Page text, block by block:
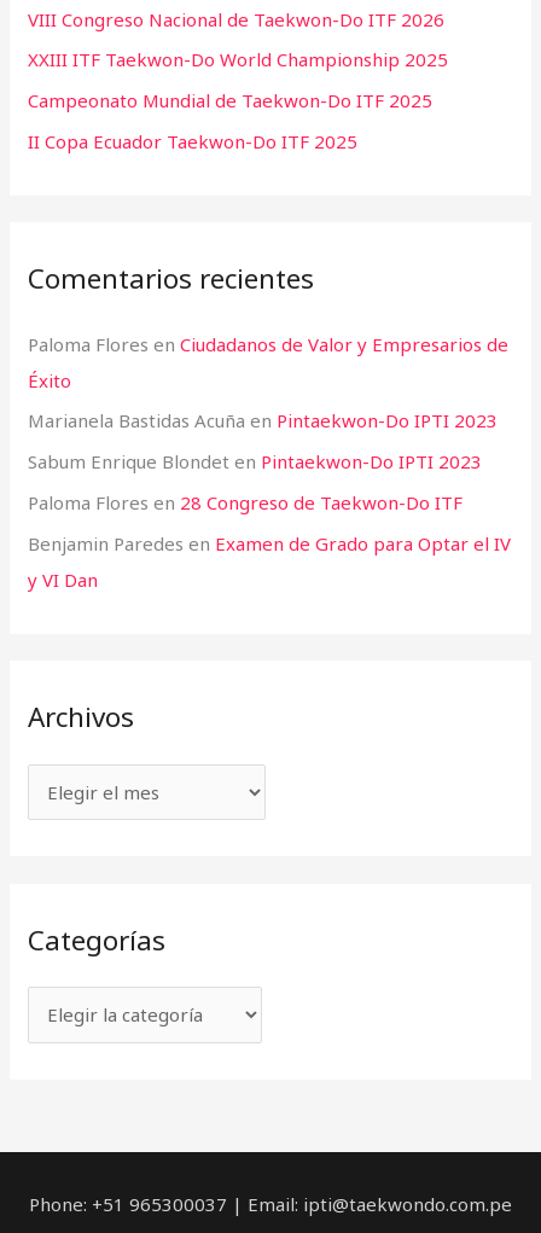
o
r
:
VIII Congreso Nacional de Taekwon-Do ITF 2026
XXIII ITF Taekwon-Do World Championship 2025
Campeonato Mundial de Taekwon-Do ITF 2025
II Copa Ecuador Taekwon-Do ITF 2025
Comentarios recientes
Paloma Flores enCiudadanos de Valor y Empresarios de
Éxito
Marianela Bastidas Acuña en Pintaekwon-Do IPTI 2023
Sabum Enrique Blondet en Pintaekwon-Do IPTI 2023
Paloma Flores en 28 Congreso de Taekwon-Do ITF
Benjamin Paredes en Examen de Grado para Optar el IV
y VI Dan
Archivos
Categorías
Phone: +51 965300037 | Email: ipti@taekwondo.com.pe